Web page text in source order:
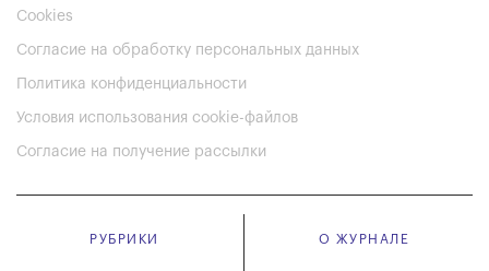
Cookies
Согласие на обработку персональных данных
Политика конфиденциальности
Условия использования cookie-файлов
Согласие на получение рассылки
РУБРИКИ О ЖУРНАЛЕ